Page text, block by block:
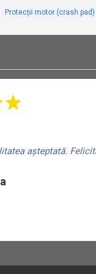
Protecții motor (crash pad)
așteptată.